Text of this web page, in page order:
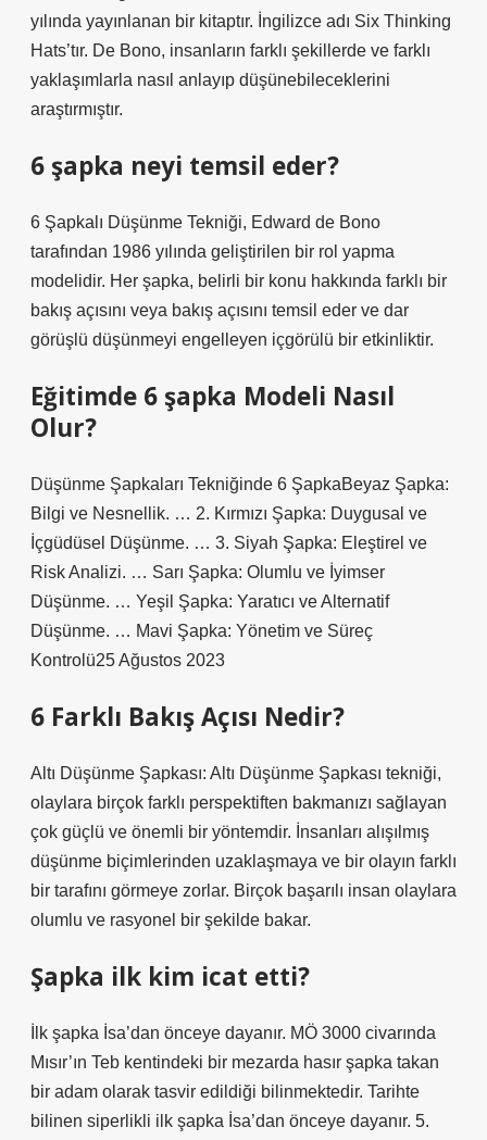
yılında yayınlanan bir kitaptır. İngilizce adı Six Thinking
Hats’tır. De Bono, insanların farklı şekillerde ve farklı
yaklaşımlarla nasıl anlayıp düşünebileceklerini
araştırmıştır.
6 şapka neyi temsil eder?
6 Şapkalı Düşünme Tekniği, Edward de Bono
tarafından 1986 yılında geliştirilen bir rol yapma
modelidir. Her şapka, belirli bir konu hakkında farklı bir
bakış açısını veya bakış açısını temsil eder ve dar
görüşlü düşünmeyi engelleyen içgörülü bir etkinliktir.
Eğitimde 6 şapka Modeli Nasıl
Olur?
Düşünme Şapkaları Tekniğinde 6 ŞapkaBeyaz Şapka:
Bilgi ve Nesnellik. … 2. Kırmızı Şapka: Duygusal ve
İçgüdüsel Düşünme. … 3. Siyah Şapka: Eleştirel ve
Risk Analizi. … Sarı Şapka: Olumlu ve İyimser
Düşünme. … Yeşil Şapka: Yaratıcı ve Alternatif
Düşünme. … Mavi Şapka: Yönetim ve Süreç
Kontrolü25 Ağustos 2023
6 Farklı Bakış Açısı Nedir?
Altı Düşünme Şapkası: Altı Düşünme Şapkası tekniği,
olaylara birçok farklı perspektiften bakmanızı sağlayan
çok güçlü ve önemli bir yöntemdir. İnsanları alışılmış
düşünme biçimlerinden uzaklaşmaya ve bir olayın farklı
bir tarafını görmeye zorlar. Birçok başarılı insan olaylara
olumlu ve rasyonel bir şekilde bakar.
Şapka ilk kim icat etti?
İlk şapka İsa’dan önceye dayanır. MÖ 3000 civarında
Mısır’ın Teb kentindeki bir mezarda hasır şapka takan
bir adam olarak tasvir edildiği bilinmektedir. Tarihte
bilinen siperlikli ilk şapka İsa’dan önceye dayanır. 5.